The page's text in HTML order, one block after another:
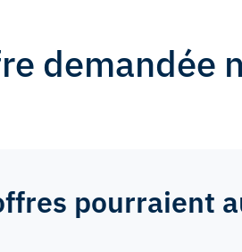
demandée
pourraient